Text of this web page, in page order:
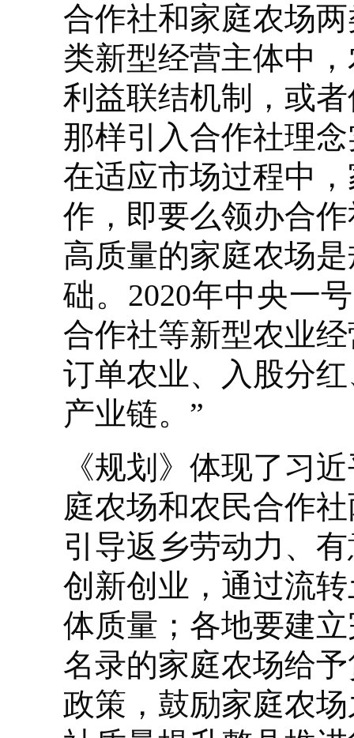
合作社和家庭农场
类新型经营主体中
利益联结机制，或
那样引入合作社理
在适应市场过程中
作，即要么领办合
高质量的家庭农场
础。2020年中央一
合作社等新型农业
订单农业、入股分
产业链。”
《规划》体现了习
庭农场和农民合作
引导返乡劳动力、
创新创业，通过流
体质量；各地要建
名录的家庭农场给
政策，鼓励家庭农